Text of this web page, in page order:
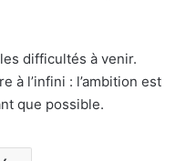
difficultés à venir.
à l’infini : l’ambition est
que possible.